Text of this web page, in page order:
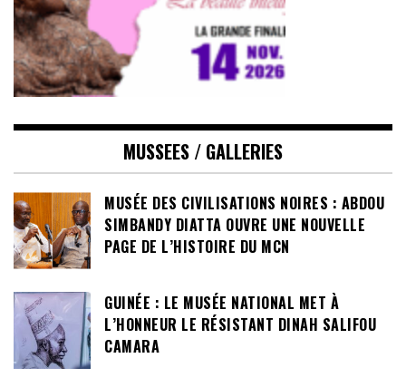
MUSSEES / GALLERIES
MUSÉE DES CIVILISATIONS NOIRES : ABDOU
SIMBANDY DIATTA OUVRE UNE NOUVELLE
PAGE DE L’HISTOIRE DU MCN
GUINÉE : LE MUSÉE NATIONAL MET À
L’HONNEUR LE RÉSISTANT DINAH SALIFOU
CAMARA